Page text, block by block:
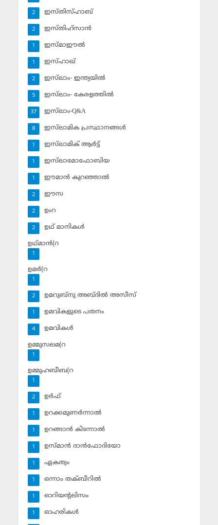
ഇസ്തിസ്ഹാബ്
2
ഇസ്തിഹ്‌സാന്‍
2
ഇസ്മാഈല്‍
1
ഇസ്ഹാഖ്‌
1
ഇസ്‌ലാം- ഇന്ത്യയില്‍
2
ഇസ്‌ലാം- കേരളത്തില്‍
5
ഇസ്‌ലാം-Q&A
37
ഇസ്‌ലാമിക പ്രസ്ഥാനങ്ങള്‍
8
ഇസ്‌ലാമിക് ആര്‍ട്ട്
1
ഇസ്‌ലാമോഫോബിയ
1
ഈമാന്‍ കുറഞ്ഞാല്‍
1
ഈസ
2
ഉംറ
2
ഉഥ് മാനികള്‍
2
ഉഥ്മാന്‍(റ
1
ഉമര്‍(റ
1
ഉമറുബ്‌നു അബ്ദില്‍ അസീസ്‌
2
ഉമവികളുടെ പതനം
1
ഉമവികള്‍
4
ഉമ്മുസലമ(റ
1
ഉമ്മുഹബീബ(റ
1
ഉര്‍ഫ്
2
ഉറക്കമുണര്‍ന്നാല്‍
1
ഉറങ്ങാന്‍ കിടന്നാല്‍
1
ഉസ്മാന്‍ ദാന്‍ഫോദിയോ
1
ഏകത്വം
1
ഒന്നാം തക്ബീറില്‍
1
ഓറിയന്റലിസം
1
ഓഹരികള്‍
1